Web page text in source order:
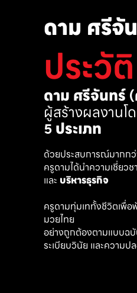
ดาม ศรีจั
ประวัติ
ดาม ศรีจันทร์
ผู้สร้างผลงานโ
5 ประเภท
ด้วยประสบการณ์มากกว่
ครูดามได้นำความเชี่ยว
และ บริหารธุรกิจ
ครูดามทุ่มเททั้งชีวิตเพื่
มวยไทย
อย่างถูกต้องตามแบบฉ
ระเบียบวินัย และความ